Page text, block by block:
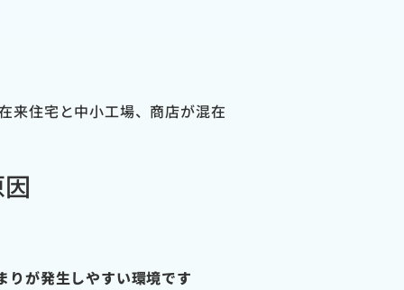
来住宅と中小工場、商店が混在
りが発生しやすい環境です